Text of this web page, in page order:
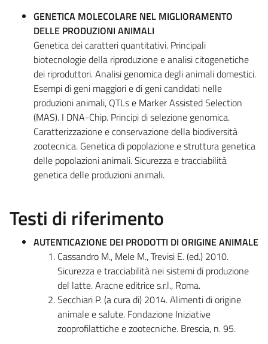
GENETICA MOLECOLARE NEL MIGLIORAMENTO
DELLE PRODUZIONI ANIMALI
Genetica dei caratteri quantitativi. Principali
biotecnologie della riproduzione e analisi citogenetiche
dei riproduttori. Analisi genomica degli animali domestici.
Esempi di geni maggiori e di geni candidati nelle
produzioni animali, QTLs e Marker Assisted Selection
(MAS). I DNA-Chip. Principi di selezione genomica.
Caratterizzazione e conservazione della biodiversità
zootecnica. Genetica di popolazione e struttura genetica
delle popolazioni animali. Sicurezza e tracciabilità
genetica delle produzioni animali.
Testi di riferimento
AUTENTICAZIONE DEI PRODOTTI DI ORIGINE ANIMALE
Cassandro M., Mele M., Trevisi E. (ed.) 2010.
Sicurezza e tracciabilità nei sistemi di produzione
del latte. Aracne editrice s.r.l., Roma.
Secchiari P. (a cura di) 2014. Alimenti di origine
animale e salute. Fondazione Iniziative
zooprofilattiche e zootecniche. Brescia, n. 95.